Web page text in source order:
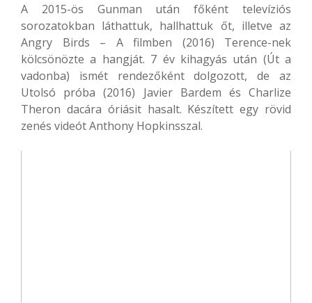
A 2015-ös Gunman után főként televíziós
sorozatokban láthattuk, hallhattuk őt, illetve az
Angry Birds – A filmben (2016) Terence-nek
kölcsönözte a hangját. 7 év kihagyás után (Út a
vadonba) ismét rendezőként dolgozott, de az
Utolsó próba (2016) Javier Bardem és Charlize
Theron dacára óriásit hasalt. Készített egy rövid
zenés videót Anthony Hopkinsszal.